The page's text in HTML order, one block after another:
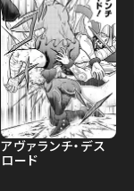
アヴァランチ・デス
ロード